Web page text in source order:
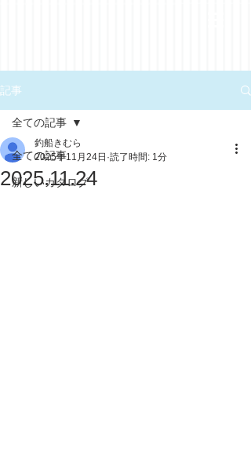
記事
全ての記事
新しいカタログ
全ての記事
2025.11.24
釣船きむら
2025年11月24日 読了時間: 1分